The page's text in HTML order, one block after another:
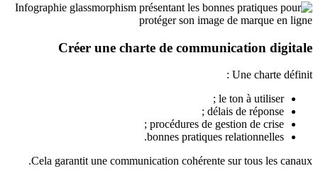
Créer une charte de communication digitale
Une charte définit :
le ton à utiliser ;
délais de réponse ;
procédures de gestion de crise ;
bonnes pratiques relationnelles.
Cela garantit une communication cohérente sur tous les canaux.